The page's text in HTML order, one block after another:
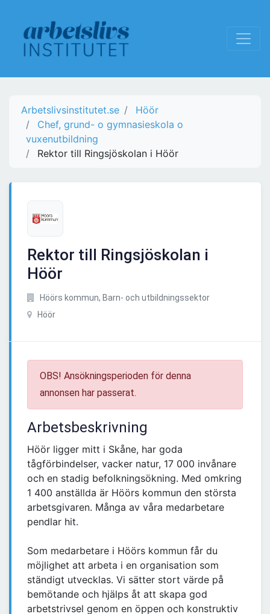
Arbetslivsinstitutet.se
Höör
Chef, grund- o gymnasieskola o
vuxenutbildning
Rektor till Ringsjöskolan i Höör
Rektor till Ringsjöskolan i
Höör
Höörs kommun, Barn- och utbildningssektor
Höör
OBS! Ansökningsperioden för denna
annonsen har passerat.
Arbetsbeskrivning
Höör ligger mitt i Skåne, har goda
tågförbindelser, vacker natur, 17 000 invånare
och en stadig befolkningsökning. Med omkring
1 400 anställda är Höörs kommun den största
arbetsgivaren. Många av våra medarbetare
pendlar hit.
Som medarbetare i Höörs kommun får du
möjlighet att arbeta i en organisation som
ständigt utvecklas. Vi sätter stort värde på
bemötande och hjälps åt att skapa god
arbetstrivsel genom en öppen och konstruktiv